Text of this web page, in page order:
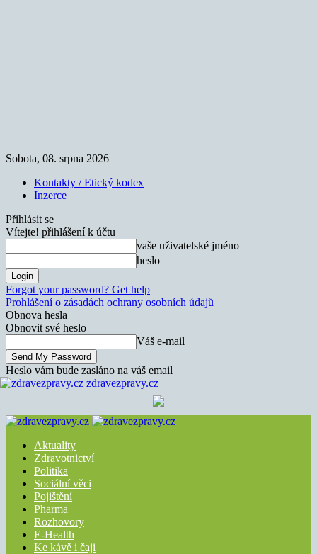
Sobota, 08. srpna 2026
Kontakty / Etický kodex
Inzerce
Přihlásit se
Vítejte! přihlášení k účtu
vaše uživatelské jméno
heslo
Forgot your password? Get help
Prohlášení o zásadách ochrany osobních údajů
Obnova hesla
Obnovit své heslo
Váš e-mail
Heslo vám bude zasláno na váš email
zdravezpravy.cz
Aktuality
Zdravotnictví
Politika
Sociální věci
Pojištění
Pharma
Rozhovory
E-Health
Ke kávě i čaji